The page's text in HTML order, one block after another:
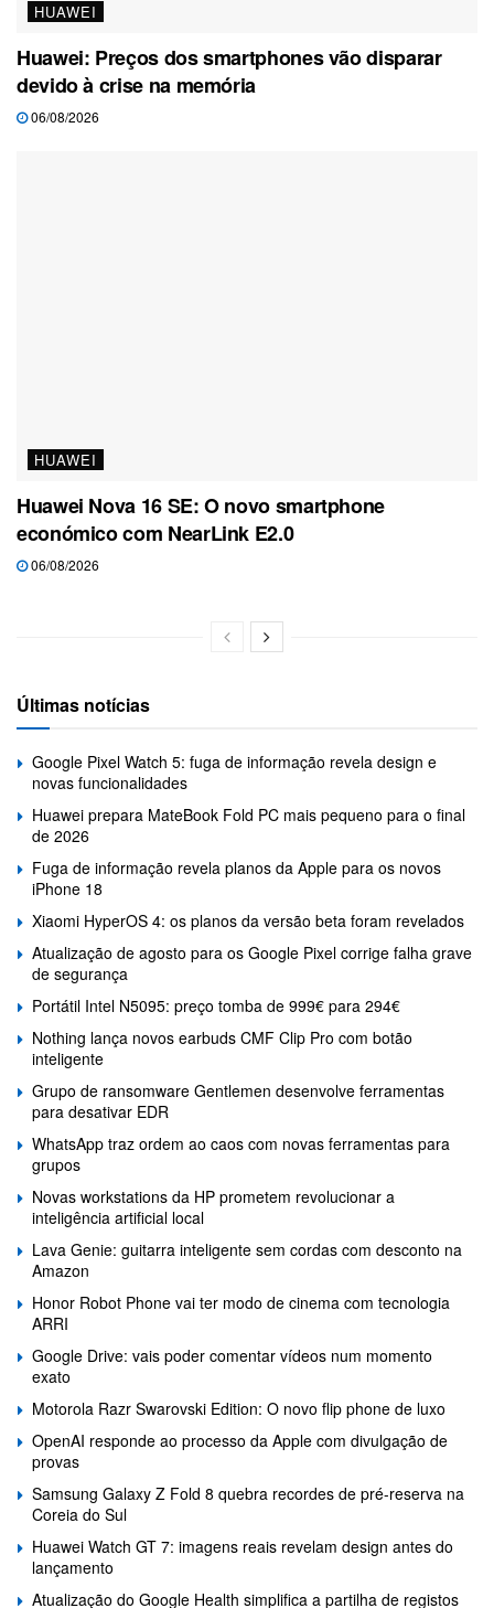
HUAWEI
Huawei: Preços dos smartphones vão disparar
devido à crise na memória
06/08/2026
HUAWEI
Huawei Nova 16 SE: O novo smartphone
económico com NearLink E2.0
06/08/2026
Últimas notícias
Google Pixel Watch 5: fuga de informação revela design e
novas funcionalidades
Huawei prepara MateBook Fold PC mais pequeno para o final
de 2026
Fuga de informação revela planos da Apple para os novos
iPhone 18
Xiaomi HyperOS 4: os planos da versão beta foram revelados
Atualização de agosto para os Google Pixel corrige falha grave
de segurança
Portátil Intel N5095: preço tomba de 999€ para 294€
Nothing lança novos earbuds CMF Clip Pro com botão
inteligente
Grupo de ransomware Gentlemen desenvolve ferramentas
para desativar EDR
WhatsApp traz ordem ao caos com novas ferramentas para
grupos
Novas workstations da HP prometem revolucionar a
inteligência artificial local
Lava Genie: guitarra inteligente sem cordas com desconto na
Amazon
Honor Robot Phone vai ter modo de cinema com tecnologia
ARRI
Google Drive: vais poder comentar vídeos num momento
exato
Motorola Razr Swarovski Edition: O novo flip phone de luxo
OpenAI responde ao processo da Apple com divulgação de
provas
Samsung Galaxy Z Fold 8 quebra recordes de pré-reserva na
Coreia do Sul
Huawei Watch GT 7: imagens reais revelam design antes do
lançamento
Atualização do Google Health simplifica a partilha de registos